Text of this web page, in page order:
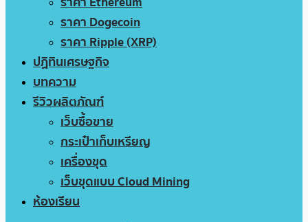
ราคา Dogecoin
ราคา Ripple (XRP)
ปฏิทินเศรษฐกิจ
บทความ
รีวิวผลิตภัณฑ์
เว็บซื้อขาย
กระเป๋าเก็บเหรียญ
เครื่องขุด
เว็บขุดแบบ Cloud Mining
ห้องเรียน